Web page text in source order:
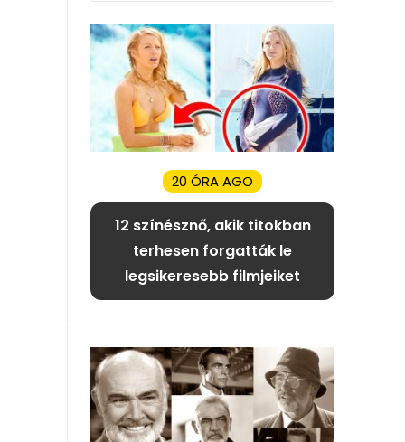
20 ÓRA AGO
12 színésznő, akik titokban
terhesen forgatták le
legsikeresebb filmjeiket